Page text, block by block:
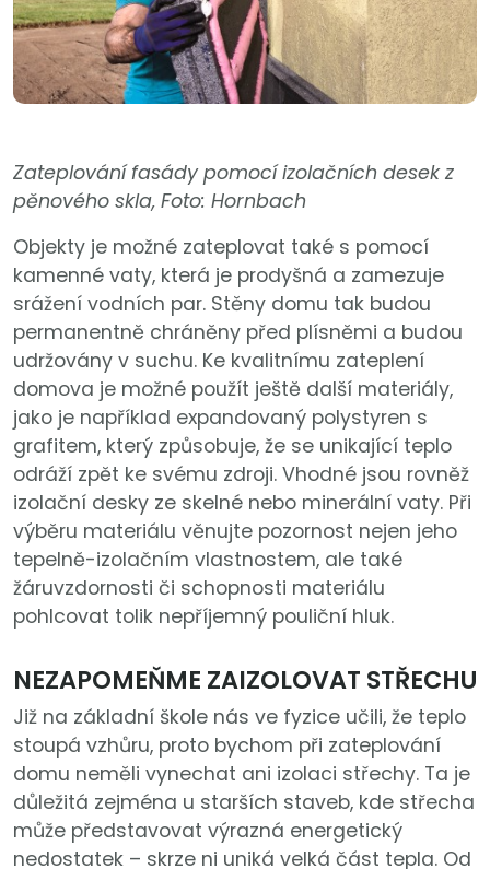
Zateplování fasády pomocí izolačních desek z
pěnového skla, Foto: Hornbach
Objekty je možné zateplovat také s pomocí
kamenné vaty, která je prodyšná a zamezuje
srážení vodních par. Stěny domu tak budou
permanentně chráněny před plísněmi a budou
udržovány v suchu. Ke kvalitnímu zateplení
domova je možné použít ještě další materiály,
jako je například expandovaný polystyren s
grafitem, který způsobuje, že se unikající teplo
odráží zpět ke svému zdroji. Vhodné jsou rovněž
izolační desky ze skelné nebo minerální vaty. Při
výběru materiálu věnujte pozornost nejen jeho
tepelně-izolačním vlastnostem, ale také
žáruvzdornosti či schopnosti materiálu
pohlcovat tolik nepříjemný pouliční hluk.
NEZAPOMEŇME ZAIZOLOVAT STŘECHU
Již na základní škole nás ve fyzice učili, že teplo
stoupá vzhůru, proto bychom při zateplování
domu neměli vynechat ani izolaci střechy. Ta je
důležitá zejména u starších staveb, kde střecha
může představovat výrazná energetický
nedostatek – skrze ni uniká velká část tepla. Od